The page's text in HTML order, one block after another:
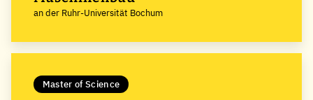
an der Ruhr-Universität Bochum
Master of Science